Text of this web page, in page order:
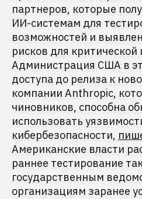
партнеров, которые
ИИ-системам для
возможностей и
рисков для
Администрация США в
доступа до релиза к
компании Anthropic,
чиновников, способна
использовать
кибербезопасности,
Американские власти
раннее тестирование
государственным
организациям заранее